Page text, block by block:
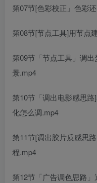
第07节[色彩校正」色彩
第08节[节点工具]用节点
第09节「节点工具」调
景.mp4
第10节「调出电影感思
化怎么调.mp4
第11节[调出胶片质感思
程.mp4
第12节「广告调色思路